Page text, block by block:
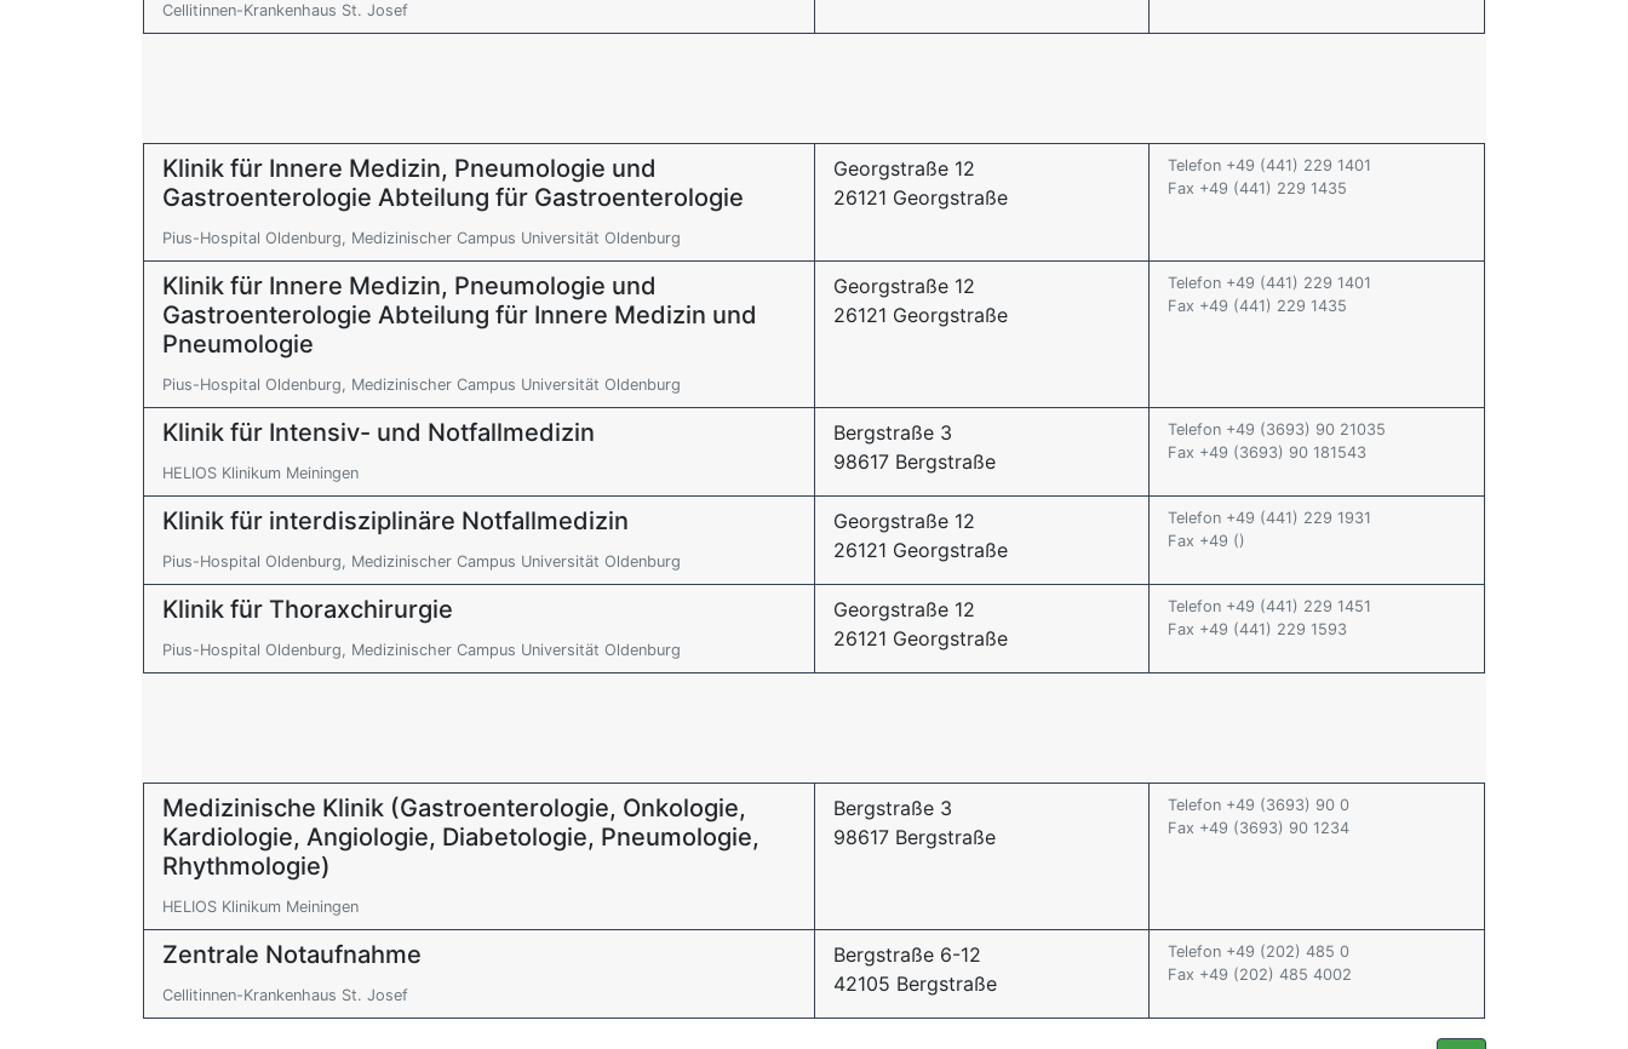
Cellitinnen-Krankenhaus St. Josef
Klinik für Innere Medizin, Pneumologie und
Gastroenterologie Abteilung für Gastroenterologie
Pius-Hospital Oldenburg, Medizinischer Campus Universität Oldenburg
Georgstraße 12
26121 Georgstraße
Telefon +49 (441) 229 1401
Fax +49 (441) 229 1435
Klinik für Innere Medizin, Pneumologie und
Gastroenterologie Abteilung für Innere Medizin und
Pneumologie
Pius-Hospital Oldenburg, Medizinischer Campus Universität Oldenburg
Georgstraße 12
26121 Georgstraße
Telefon +49 (441) 229 1401
Fax +49 (441) 229 1435
Klinik für Intensiv- und Notfallmedizin
HELIOS Klinikum Meiningen
Bergstraße 3
98617 Bergstraße
Telefon +49 (3693) 90 21035
Fax +49 (3693) 90 181543
Klinik für interdisziplinäre Notfallmedizin
Pius-Hospital Oldenburg, Medizinischer Campus Universität Oldenburg
Georgstraße 12
26121 Georgstraße
Telefon +49 (441) 229 1931
Fax +49 ()
Klinik für Thoraxchirurgie
Pius-Hospital Oldenburg, Medizinischer Campus Universität Oldenburg
Georgstraße 12
26121 Georgstraße
Telefon +49 (441) 229 1451
Fax +49 (441) 229 1593
Medizinische Klinik (Gastroenterologie, Onkologie,
Kardiologie, Angiologie, Diabetologie, Pneumologie,
Rhythmologie)
HELIOS Klinikum Meiningen
Bergstraße 3
98617 Bergstraße
Telefon +49 (3693) 90 0
Fax +49 (3693) 90 1234
Zentrale Notaufnahme
Cellitinnen-Krankenhaus St. Josef
Bergstraße 6-12
42105 Bergstraße
Telefon +49 (202) 485 0
Fax +49 (202) 485 4002